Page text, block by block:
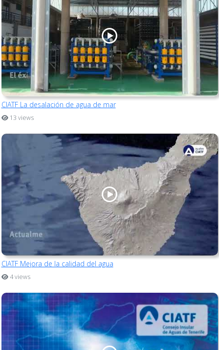
CIATF La desalación de agua de mar
13 views
CIATF Mejora de la calidad del agua
4 views